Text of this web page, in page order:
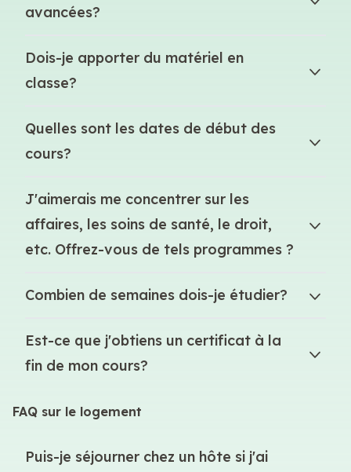
avancées?
Dois-je apporter du matériel en
classe?
Quelles sont les dates de début des
cours?
J'aimerais me concentrer sur les
affaires, les soins de santé, le droit,
etc. Offrez-vous de tels programmes ?
Combien de semaines dois-je étudier?
Est-ce que j'obtiens un certificat à la
fin de mon cours?
FAQ sur le logement
Puis-je séjourner chez un hôte si j'ai